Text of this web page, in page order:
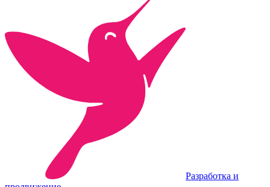
Разработка и